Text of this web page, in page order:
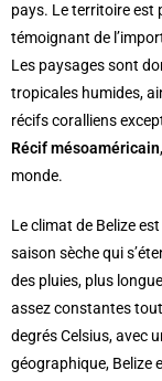
pays. Le territoire est
témoignant de
Les paysages sont
tropicales humides,
récifs coralliens
Récif mésoaméricain
monde.
Le climat de Belize
saison sèche qui
des pluies, plus
assez constantes
degrés Celsius, avec
géographique, Belize